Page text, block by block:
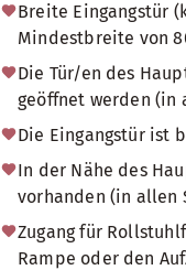
Breite Eingangstür
Mindestbreite von
Die Tür/en des
geöffnet werden (in
Die Eingangstür ist
In der Nähe des
vorhanden (in allen
Zugang für
Rampe oder den